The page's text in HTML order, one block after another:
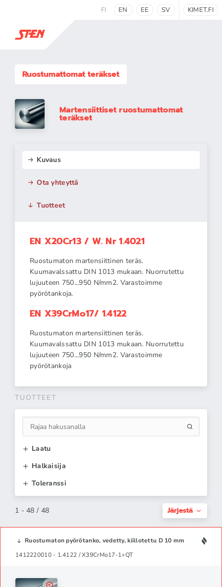
FI EN EE SV KIMET.FI
Ruostumattomat teräkset
Martensiittiset ruostumattomat
teräkset
Kuvaus
Ota yhteyttä
Tuotteet
EN X20Cr13 / W. Nr 1.4021
Ruostumaton martensiittinen teräs.
Kuumavalssattu DIN 1013 mukaan. Nuorrutettu
lujuuteen 750...950 N/mm2. Varastoimme
pyörötankoja.
EN X39CrMo17/ 1.4122
Ruostumaton martensiittinen teräs.
Kuumavalssattu DIN 1013 mukaan. Nuorrutettu
lujuuteen 750...950 N/mm2. Varastoimme
pyörötankoja
TUOTTEET
Laatu
Halkaisija
Toleranssi
1 - 48 / 48 Järjestä
Ruostumaton pyörötanko, vedetty, kiillotettu D 10 mm
1412220010 - 1.4122 / X39CrMo17-1+QT